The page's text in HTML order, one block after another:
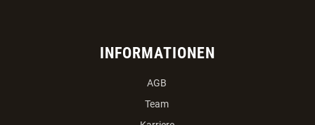
INFORMATIONEN
AGB
Team